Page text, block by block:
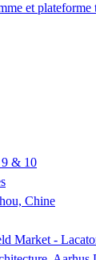
et
& 10
Chine
Market -